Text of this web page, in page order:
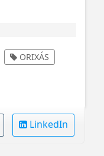
ORIXÁS
LinkedIn